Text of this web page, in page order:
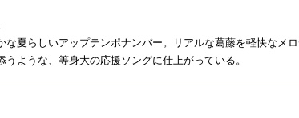
夏らしいアップテンポナンバー。リアルな葛藤を軽快なメ
ような、等身大の応援ソングに仕上がっている。